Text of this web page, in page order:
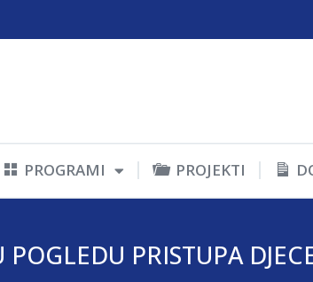
PROGRAMI PROJEKTI
PRISTUPA